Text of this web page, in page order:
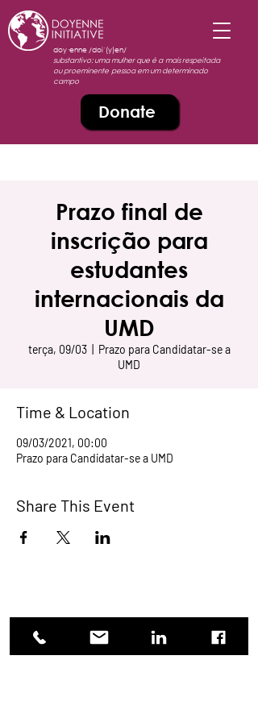
doy·enne /doiˈ(y)en/
substantivo: uma mulher que é a mais respeitada
ou proeminente pessoa em um determinado
campo
Donate
Prazo final de
inscrição para
estudantes
internacionais da
UMD
terça, 09/03
  |
Prazo para Candidatar-se a
UMD
Time & Location
09/03/2021, 00:00
Prazo para Candidatar-se a UMD
Share This Event